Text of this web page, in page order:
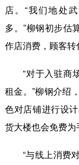
店。“我们地处
多。”柳钢初步估
作店消费，顾客转
“对于入驻商场
租金。”柳钢介绍
色对店铺进行设
货大楼也会免费为
“与线上消费对